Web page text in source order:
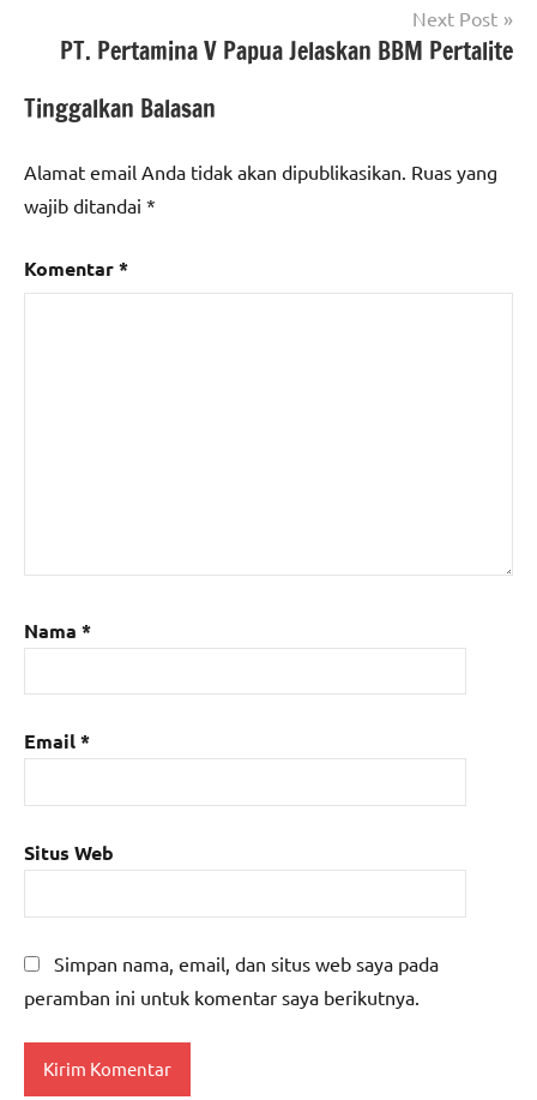
Next Post
PT. Pertamina V Papua Jelaskan BBM Pertalite
Tinggalkan Balasan
Alamat email Anda tidak akan dipublikasikan. Ruas yang
wajib ditandai *
Komentar*
Nama *
Email*
Situs Web
Simpan nama, email, dan situs web saya pada
peramban ini untuk komentar saya berikutnya.